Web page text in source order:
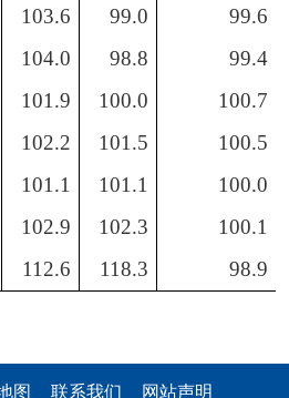
103.6 99.0
99.6
104.0 98.8
99.4
101.9 100.0
100.7
102.2 101.5
100.5
101.1 101.1
100.0
102.9 102.3
100.1
112.6 118.3 98.9
图 联系我们 网站声明